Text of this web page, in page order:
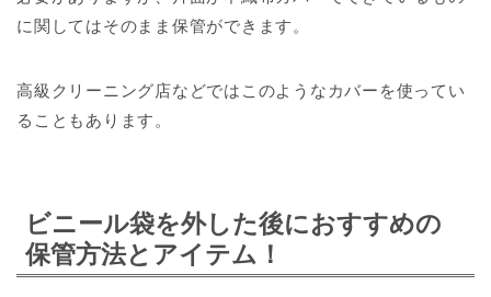
に関してはそのまま保管ができます。
高級クリーニング店などではこのようなカバーを使ってい
ることもあります。
ビニール袋を外した後におすすめの
保管方法とアイテム！